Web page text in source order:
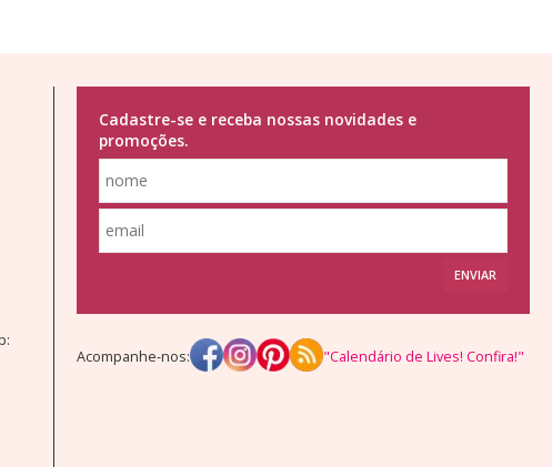
Cadastre-se e receba nossas novidades e
promoções.
ENVIAR
Acompanhe-nos: "Calendário de Lives! Confira!"